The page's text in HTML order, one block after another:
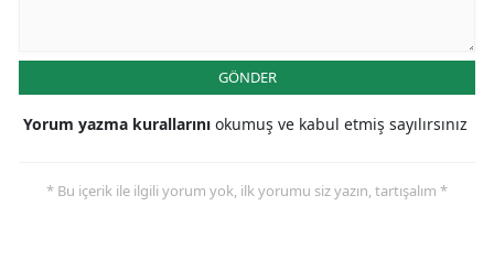
GÖNDER
Yorum yazma kurallarını okumuş ve kabul etmiş sayılırsınız
* Bu içerik ile ilgili yorum yok, ilk yorumu siz yazın, tartışalım *